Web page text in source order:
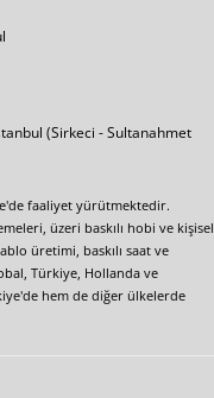
(Sirkeci - Sultanahmet
faaliyet yürütmektedir.
üzeri baskılı hobi ve kişisel
üretimi, baskılı saat ve
Türkiye, Hollanda ve
hem de diğer ülkelerde